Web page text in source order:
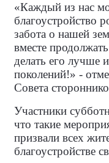
«Каждый из нас
благоустройство
забота о нашей
вместе
делать его лучше
поколений!» -
Совета
Участники
что такие
призвали всех
благоустройстве